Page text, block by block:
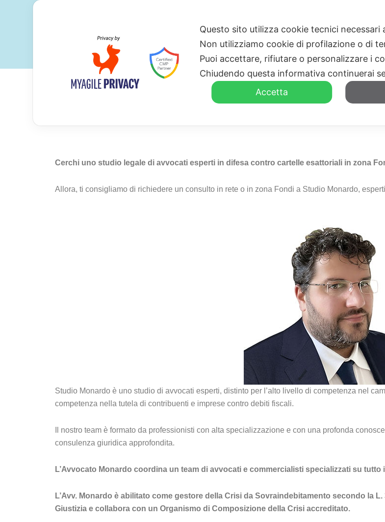
HOME CHI
Cerchi uno studio legale di avvocati esperti in difesa contro cartelle esattoriali in zona
Allora, ti consigliamo di richiedere un consulto in rete o in zona Fondi a Studio Monardo,
Studio Monardo è uno studio di avvocati esperti, distinto per l’alto livello di competenza nel
competenza nella tutela di contribuenti e imprese contro debiti fiscali.
Il nostro team è formato da professionisti con alta specializzazione e con una profonda
consulenza giuridica approfondita.
L’Avvocato Monardo coordina un team di avvocati e commercialisti specializzati su
L’Avv. Monardo è abilitato come gestore della Crisi da Sovraindebitamento secondo la
Giustizia e collabora con un Organismo di Composizione della Crisi accreditato.
Questo sito utilizza cookie tecnici necessari
Non utilizziamo cookie di profilazione o di
Puoi accettare, rifiutare o personalizzare i
Chiudendo questa informativa continuerai
Accetta